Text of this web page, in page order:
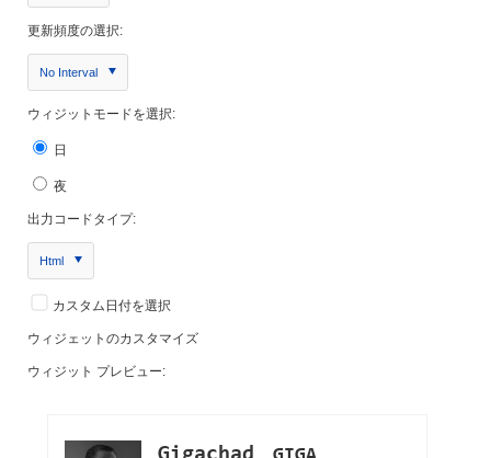
更新頻度の選択:
No Interval
ウィジットモードを選択:
日
夜
出力コードタイプ:
Html
カスタム日付を選択
ウィジェットのカスタマイズ
ウィジット プレビュー: